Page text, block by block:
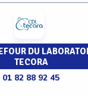
DU
TECORA
01 82 88 92 45